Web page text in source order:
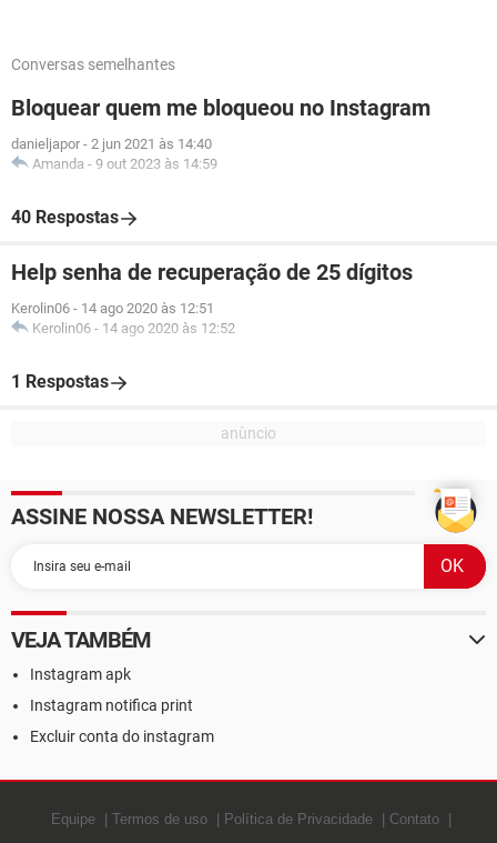
Conversas semelhantes
Bloquear quem me bloqueou no Instagram
danieljapor - 2 jun 2021 às 14:40
Amanda - 9 out 2023 às 14:59
40 Respostas
Help senha de recuperação de 25 dígitos
Kerolin06 - 14 ago 2020 às 12:51
Kerolin06 - 14 ago 2020 às 12:52
1 Respostas
ASSINE NOSSA NEWSLETTER!
VEJA TAMBÉM
Instagram apk
Instagram notifica print
Excluir conta do instagram
Equipe Termos de uso Política de Privacidade
Contato